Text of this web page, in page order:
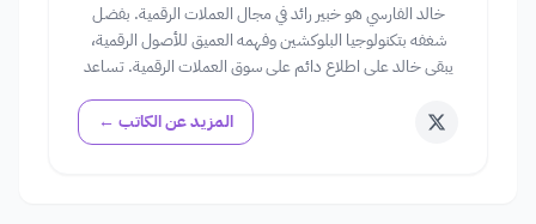
خالد الفارسي هو خبير رائد في مجال العملات الرقمية. بفضل
شغفه بتكنولوجيا البلوكشين وفهمه العميق للأصول الرقمية،
يبقى خالد على اطلاع دائم على سوق العملات الرقمية. تساعد
الرقمية.
المزيد عن الكاتب ←